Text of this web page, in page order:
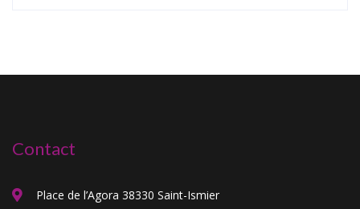
Contact
Place de l’Agora 38330 Saint-Ismier